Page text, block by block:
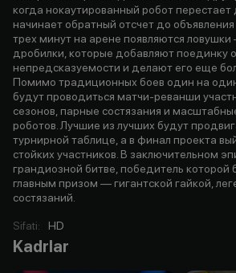
когда нокаутированный робот перестает
начинает обратный отсчет до
трех минут на арене появляются ловушки
дробилки, которые добавляют поединку
непредсказуемости и делают его еще
Помимо традиционных боев один на
будут проводиться матчи-реванши
сезонов, парные состязания и
роботов. Лучшие из лучших будут
турнирной таблице, а в финал проекта
стойких участников. В заключительном
грандиозной битве, победитель
главным призом — гигантской гайкой,
состязаний.
Sifati: HD
Kadrlar